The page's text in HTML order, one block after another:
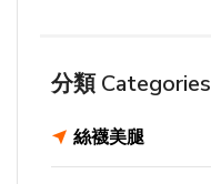
分類 Categories
絲襪美腿